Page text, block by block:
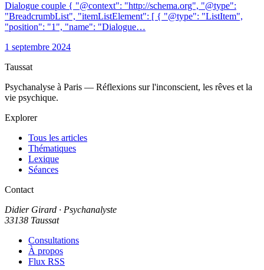
Dialogue couple { "@context": "http://schema.org", "@type":
"BreadcrumbList", "itemListElement": [ { "@type": "ListItem",
"position": "1", "name": "Dialogue…
1 septembre 2024
Taussat
Psychanalyse à Paris — Réflexions sur l'inconscient, les rêves et la
vie psychique.
Explorer
Tous les articles
Thématiques
Lexique
Séances
Contact
Didier Girard · Psychanalyste
33138 Taussat
Consultations
À propos
Flux RSS